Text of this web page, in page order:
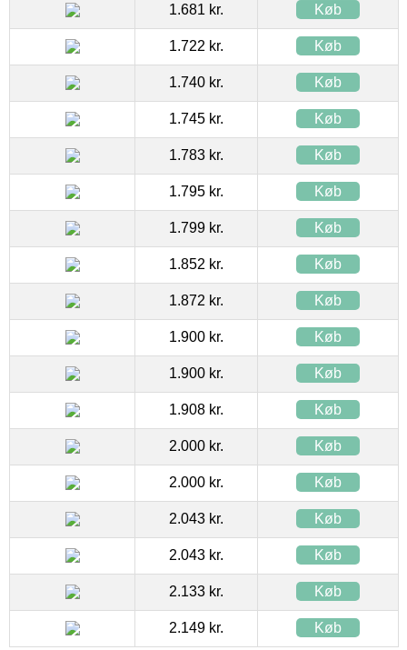
1.681 kr. Køb
1.722 kr. Køb
1.740 kr. Køb
1.745 kr. Køb
1.783 kr. Køb
1.795 kr. Køb
1.799 kr. Køb
1.852 kr. Køb
1.872 kr. Køb
1.900 kr. Køb
1.900 kr. Køb
1.908 kr. Køb
2.000 kr. Køb
2.000 kr. Køb
2.043 kr. Køb
2.043 kr. Køb
2.133 kr. Køb
2.149 kr. Køb